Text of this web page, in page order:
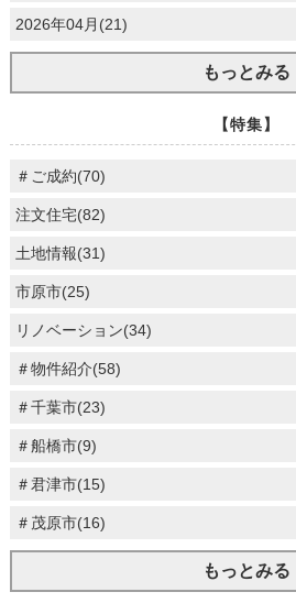
2026年04月(21)
もっとみる
【特集】
＃ご成約(70)
注文住宅(82)
土地情報(31)
市原市(25)
リノベーション(34)
＃物件紹介(58)
＃千葉市(23)
＃船橋市(9)
＃君津市(15)
＃茂原市(16)
もっとみる